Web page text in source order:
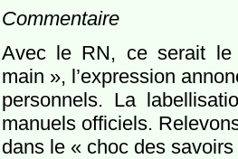
Commentaire
Avec le RN, ce serait le
main », l’expression
personnels. La
manuels officiels.
dans le « choc des savoirs